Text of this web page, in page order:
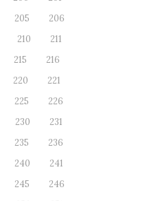
205
206
210
211
215
216
220
221
225
226
230
231
235
236
240
241
245
246